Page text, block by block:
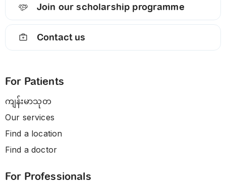
Join our scholarship programme
Contact us
For Patients
ကျန်းမာသုတ
Our services
Find a location
Find a doctor
For Professionals